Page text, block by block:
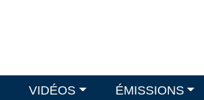
VIDÉOS ÉMISSIONS